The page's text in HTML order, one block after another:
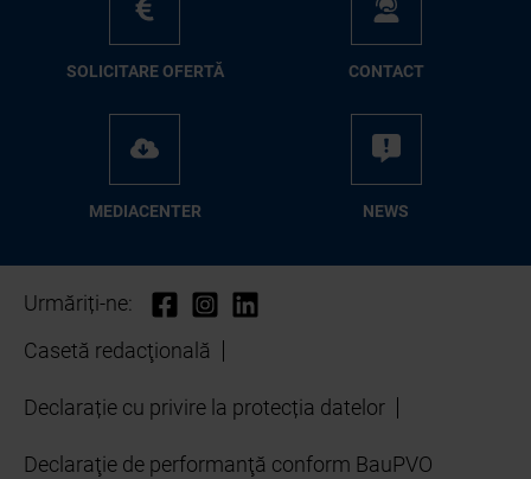
SO­LI­CI­TA­RE OFER­TĂ CON­TA­CT
ME­D­IA­CEN­TER NEWS
Urmăriți-ne:
Casetă redacţională
Declarație cu privire la protecția datelor
Declaraţie de performanţă conform BauPVO